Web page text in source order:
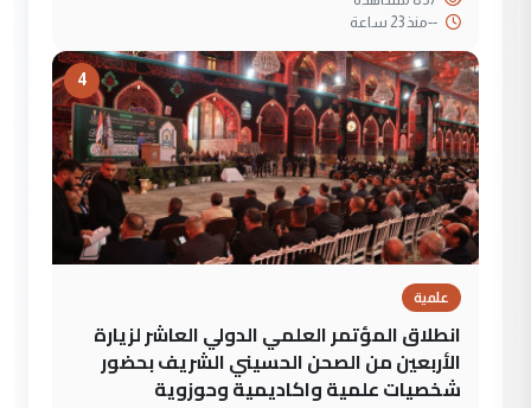
--منذ 23 ساعة
4
علمية
انطلاق المؤتمر العلمي الدولي العاشر لزيارة
الأربعين من الصحن الحسيني الشريف بحضور
شخصيات علمية واكاديمية وحوزوية